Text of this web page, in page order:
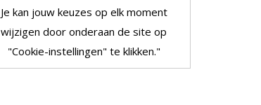
Je kan jouw keuzes op elk moment
wijzigen door onderaan de site op
"Cookie-instellingen" te klikken."